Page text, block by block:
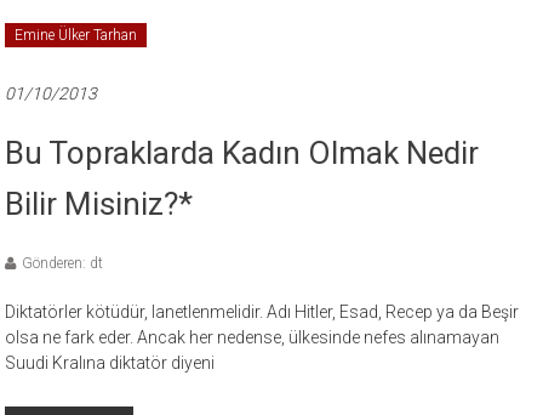
Emine Ülker Tarhan
01/10/2013
Bu Topraklarda Kadın Olmak Nedir
Bilir Misiniz?*
Gönderen: dt
Diktatörler kötüdür, lanetlenmelidir. Adı Hitler, Esad, Recep ya da Beşir
olsa ne fark eder. Ancak her nedense, ülkesinde nefes alınamayan
Suudi Kralına diktatör diyeni